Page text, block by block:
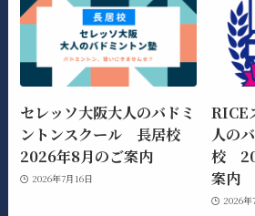
セレッソ大阪大人のバドミ
ントンスクール 長居校
2026年8月のご案内
2026年7月16日
RICE
人の
校
案内
2026年